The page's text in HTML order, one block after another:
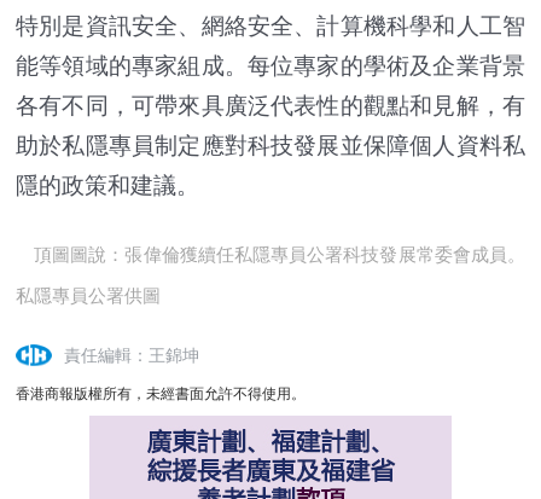
特別是資訊安全、網絡安全、計算機科學和人工智
能等領域的專家組成。每位專家的學術及企業背景
各有不同，可帶來具廣泛代表性的觀點和見解，有
助於私隱專員制定應對科技發展並保障個人資料私
隱的政策和建議。
頂圖圖說：張偉倫獲續任私隱專員公署科技發展常委會成員。
私隱專員公署供圖
責任編輯：王錦坤
香港商報版權所有，未經書面允許不得使用。